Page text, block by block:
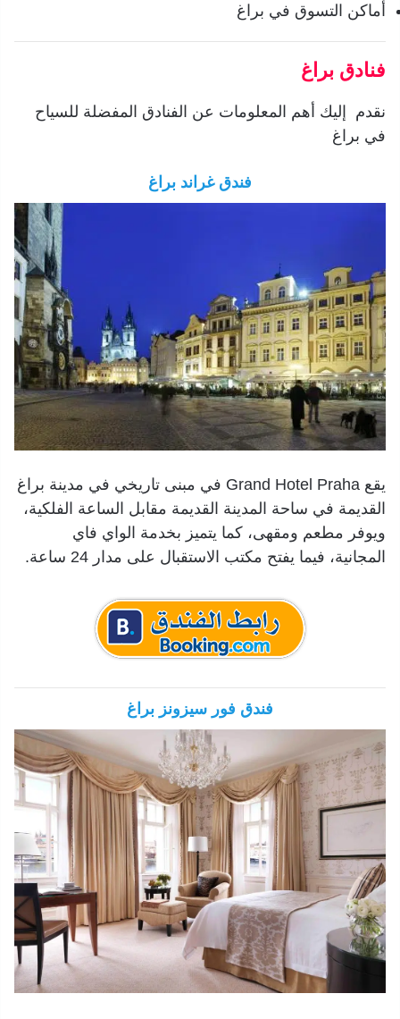
أماكن التسوق في براغ
فنادق براغ
نقدم إليك أهم المعلومات عن الفنادق المفضلة للسياح
في براغ
فندق غراند براغ
يقع Grand Hotel Praha في مبنى تاريخي في مدينة براغ
القديمة في ساحة المدينة القديمة مقابل الساعة الفلكية،
ويوفر مطعم ومقهى، كما يتميز بخدمة الواي فاي
المجانية، فيما يفتح مكتب الاستقبال على مدار 24 ساعة.
فندق فور سيزونز براغ